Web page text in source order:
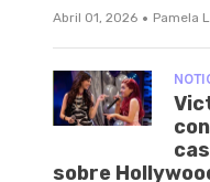
Abril 01, 2026 · Pamela
sobre